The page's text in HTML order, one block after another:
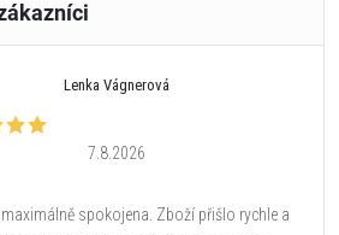
Lenka Vágnerová
7.8.2026
spokojena. Zboží přišlo rychle a